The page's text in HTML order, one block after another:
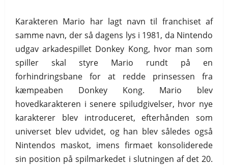
Karakteren Mario har lagt navn til franchiset af
samme navn, der så dagens lys i 1981, da Nintendo
udgav arkadespillet Donkey Kong, hvor man som
spiller skal styre Mario rundt på en
forhindringsbane for at redde prinsessen fra
kæmpeaben Donkey Kong. Mario blev
hovedkarakteren i senere spiludgivelser, hvor nye
karakterer blev introduceret, efterhånden som
universet blev udvidet, og han blev således også
Nintendos maskot, imens firmaet konsoliderede
sin position på spilmarkedet i slutningen af det 20.